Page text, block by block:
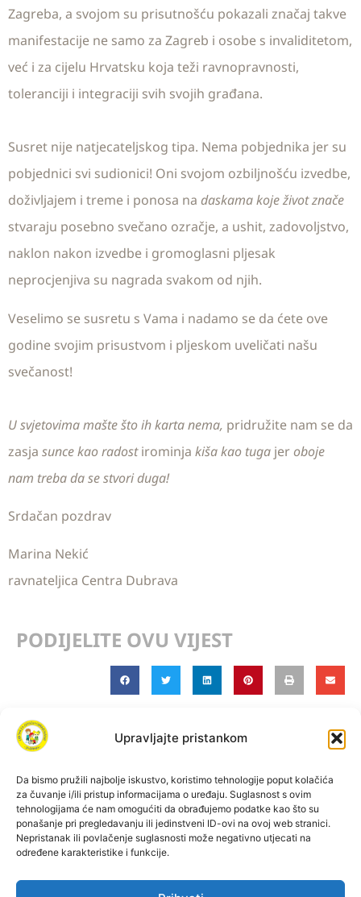
Upravljajte pristankom
Da bismo pružili najbolje iskustvo, koristimo tehnologije poput kolačića
za čuvanje i/ili pristup informacijama o uređaju. Suglasnost s ovim
tehnologijama će nam omogućiti da obrađujemo podatke kao što su
ponašanje pri pregledavanju ili jedinstveni ID-ovi na ovoj web stranici.
Nepristanak ili povlačenje suglasnosti može negativno utjecati na
određene karakteristike i funkcije.
Zagreba, a svojom su prisutnošću pokazali značaj takve
manifestacije ne samo za Zagreb i osobe s invaliditetom,
već i za cijelu Hrvatsku koja teži ravnopravnosti,
toleranciji i integraciji svih svojih građana.
Susret nije natjecateljskog tipa. Nema pobjednika jer su
pobjednici svi sudionici! Oni svojom ozbiljnošću izvedbe,
doživljajem i treme i ponosa na daskama koje život znače
stvaraju posebno svečano ozračje, a ushit, zadovoljstvo,
naklon nakon izvedbe i gromoglasni pljesak
neprocjenjiva su nagrada svakom od njih.
Veselimo se susretu s Vama i nadamo se da ćete ove
godine svojim prisustvom i pljeskom uveličati našu
svečanost!
U svjetovima mašte što ih karta nema, pridružite nam se da
zasja sunce kao radostirominja kiša kao tuga jeroboje
nam treba da se stvori duga!
Srdačan pozdrav
Marina Nekić
ravnateljica Centra Dubrava
PODIJELITE OVU VIJEST
Izjava o pristupačnosti Pravila privatnosti